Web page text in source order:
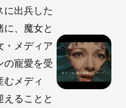
に出兵した
に、魔女と
・メディア
の寵愛を受
むメディ
えることと